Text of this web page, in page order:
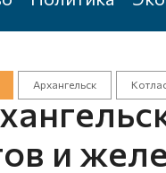
Архангельск
и